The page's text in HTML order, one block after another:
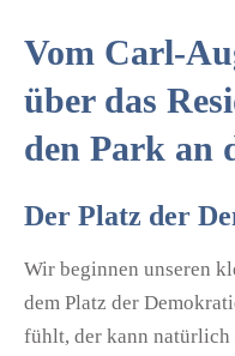
Vom Carl-
über das
den Park an
Der Platz der
Wir beginnen unseren
dem Platz der
fühlt, der kann natürlich